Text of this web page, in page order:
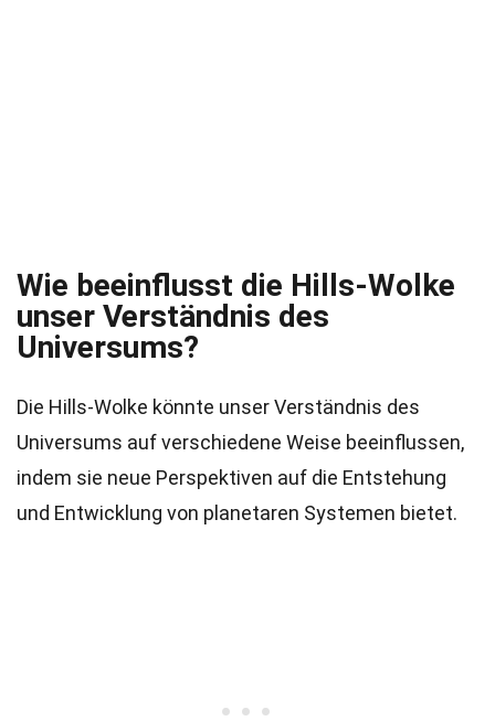
Wie beeinflusst die Hills-Wolke
unser Verständnis des
Universums?
Die Hills-Wolke könnte unser Verständnis des
Universums auf verschiedene Weise beeinflussen,
indem sie neue Perspektiven auf die Entstehung
und Entwicklung von planetaren Systemen bietet.